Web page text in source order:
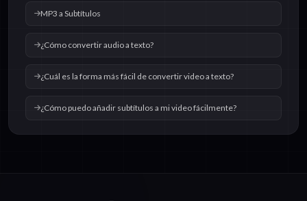
MP3 a Subtítulos
¿Cómo convertir audio a texto?
¿Cuál es la forma más fácil de convertir video a texto?
¿Cómo puedo añadir subtítulos a mi video fácilmente?